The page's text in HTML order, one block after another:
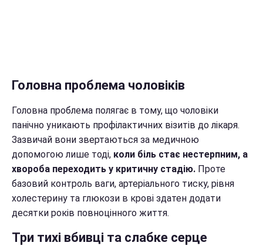
Головна проблема чоловіків
Головна проблема полягає в тому, що чоловіки
панічно уникають профілактичних візитів до лікаря.
Зазвичай вони звертаються за медичною
допомогою лише тоді, коли біль стає нестерпним, а
хвороба переходить у критичну стадію. Проте
базовий контроль ваги, артеріального тиску, рівня
холестерину та глюкози в крові здатен додати
десятки років повноцінного життя.
Три тихі вбивці та слабке серце